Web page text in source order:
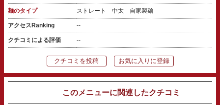
麺のタイプ ストレート 中太 自家製麺
アクセスRanking --
クチコミによる評価 --
クチコミを投稿 お気に入りに登録
このメニューに関連したクチコミ